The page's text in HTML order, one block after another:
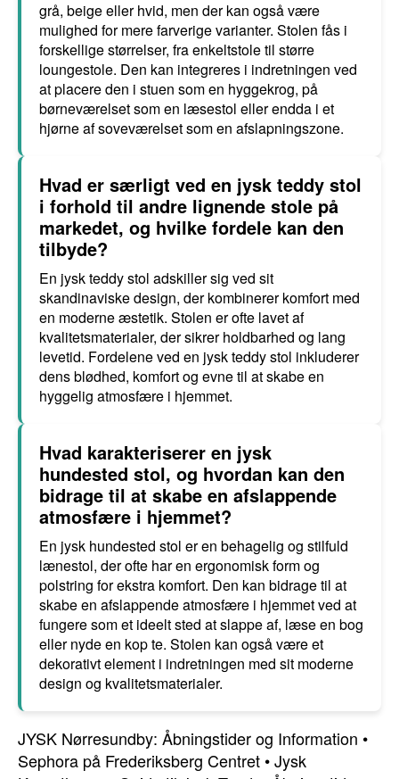
grå, beige eller hvid, men der kan også være
mulighed for mere farverige varianter. Stolen fås i
forskellige størrelser, fra enkeltstole til større
loungestole. Den kan integreres i indretningen ved
at placere den i stuen som en hyggekrog, på
børneværelset som en læsestol eller endda i et
hjørne af soveværelset som en afslapningszone.
Hvad er særligt ved en jysk teddy stol
i forhold til andre lignende stole på
markedet, og hvilke fordele kan den
tilbyde?
En jysk teddy stol adskiller sig ved sit
skandinaviske design, der kombinerer komfort med
en moderne æstetik. Stolen er ofte lavet af
kvalitetsmaterialer, der sikrer holdbarhed og lang
levetid. Fordelene ved en jysk teddy stol inkluderer
dens blødhed, komfort og evne til at skabe en
hyggelig atmosfære i hjemmet.
Hvad karakteriserer en jysk
hundested stol, og hvordan kan den
bidrage til at skabe en afslappende
atmosfære i hjemmet?
En jysk hundested stol er en behagelig og stilfuld
lænestol, der ofte har en ergonomisk form og
polstring for ekstra komfort. Den kan bidrage til at
skabe en afslappende atmosfære i hjemmet ved at
fungere som et ideelt sted at slappe af, læse en bog
eller nyde en kop te. Stolen kan også være et
dekorativt element i indretningen med sit moderne
design og kvalitetsmaterialer.
JYSK Nørresundby: Åbningstider og Information •
Sephora på Frederiksberg Centret •Jysk